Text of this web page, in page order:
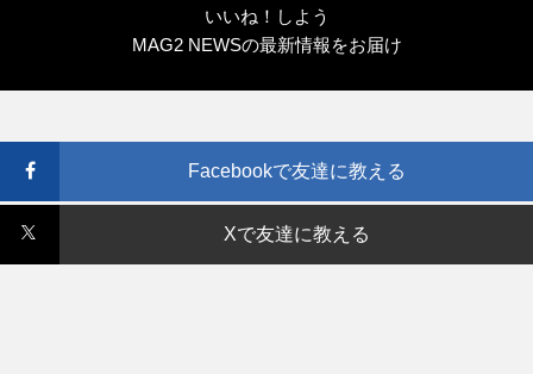
いいね！しよう
MAG2 NEWSの最新情報をお届け
Facebookで友達に教える
Xで友達に教える